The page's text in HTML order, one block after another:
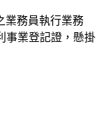
業務員執行業務
事業登記證，懸掛